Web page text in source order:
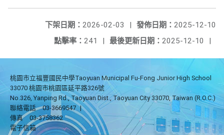
發佈日期： 2025-12-10
下架日期： 2026-02-03
|
最後更新日期： 2025-12-10 |
點擊率： 241 |
桃園市立福豐國民中學Taoyuan Municipal Fu-Fong Junior High School
33070 桃園市桃園區延平路326號
No.326, Yanping Rd., Taoyuan Dist., Taoyuan City 33070, Taiwan (R.O.C.)
聯絡電話
03-3669547 |
傳真
03-3758362
電子信箱